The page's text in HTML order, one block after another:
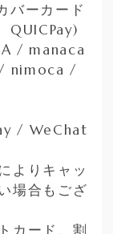
ーカード
QUICPay)
/ manaca
nimoca /
/ WeChat
よりキャッ
場合もござ
カード、割